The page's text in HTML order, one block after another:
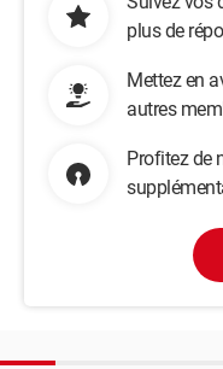
plus de
Mettez en
autres
Profitez de